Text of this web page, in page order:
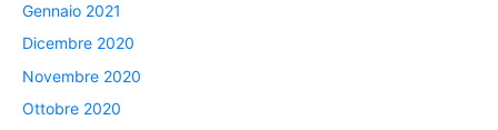
Gennaio 2021
Dicembre 2020
Novembre 2020
Ottobre 2020